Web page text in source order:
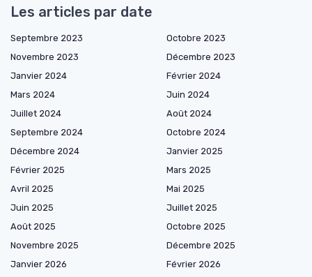
Les articles par date
Septembre 2023
Octobre 2023
Novembre 2023
Décembre 2023
Janvier 2024
Février 2024
Mars 2024
Juin 2024
Juillet 2024
Août 2024
Septembre 2024
Octobre 2024
Décembre 2024
Janvier 2025
Février 2025
Mars 2025
Avril 2025
Mai 2025
Juin 2025
Juillet 2025
Août 2025
Octobre 2025
Novembre 2025
Décembre 2025
Janvier 2026
Février 2026